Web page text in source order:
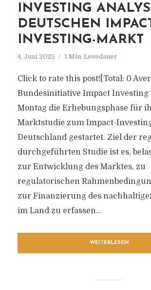
INVESTING
DEUTSCHEN
INVESTING-MARKT
4. Juni 2025 1 Min. Lesedauer
Click to rate this post![Total: 0
Bundesinitiative Impact Investing
Montag die Erhebungsphase für
Marktstudie zum Impact-
Deutschland gestartet. Ziel der
durchgeführten Studie ist es,
zur Entwicklung des Marktes, zu
regulatorischen
zur Finanzierung des
im Land zu erfassen...
WEITERLESEN